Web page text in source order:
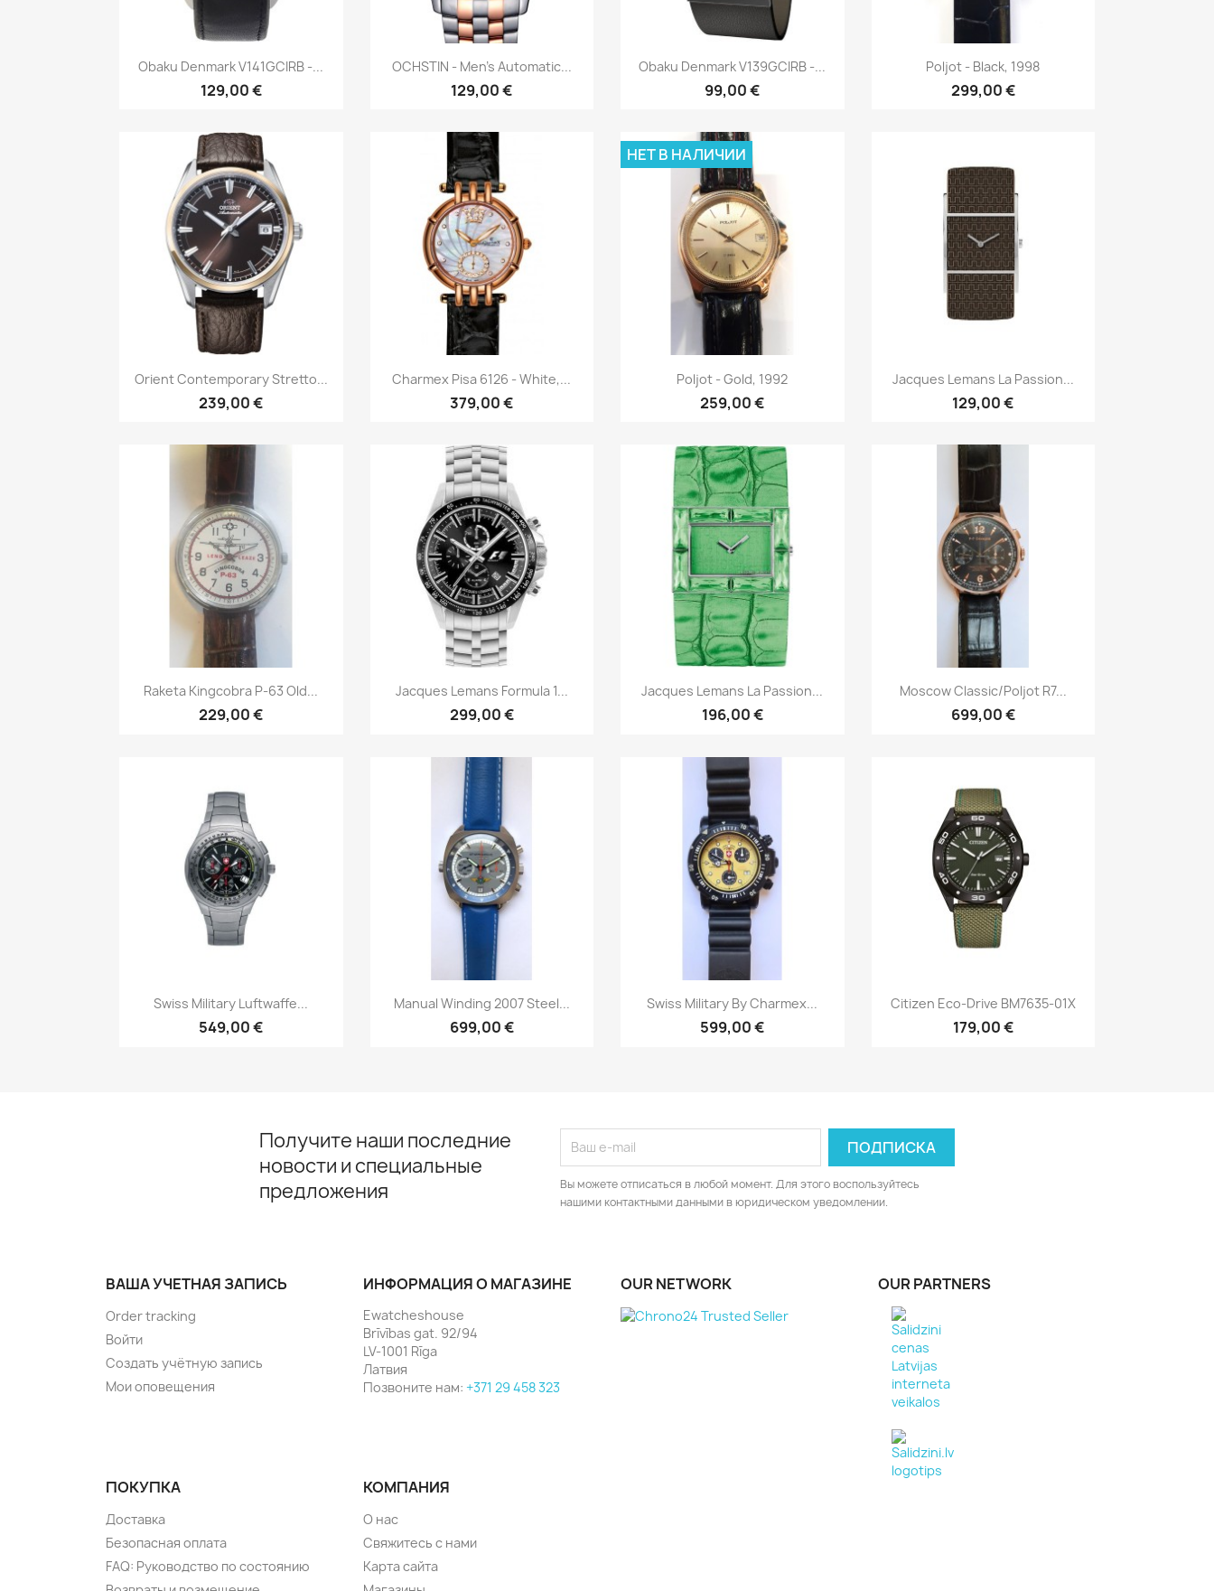
Быстрый просмотр
Obaku Denmark V141GCIRB -...
129,00 €
Быстрый просмотр
OCHSTIN - Men's Automatic...
129,00 €
Быстрый просмотр
Obaku Denmark V139GCIRB -...
99,00 €
Быстрый просмотр
Poljot - Black, 1998
299,00 €
Быстрый просмотр
Orient Contemporary Stretto...
239,00 €
Быстрый просмотр
Charmex Pisa 6126 - White,...
379,00 €
Быстрый просмотр
Poljot - Gold, 1992
259,00 €
НЕТ В НАЛИЧИИ
Быстрый просмотр
Jacques Lemans La Passion...
129,00 €
Быстрый просмотр
Raketa Kingcobra P-63 Old...
229,00 €
Быстрый просмотр
Jacques Lemans Formula 1...
299,00 €
Быстрый просмотр
Jacques Lemans La Passion...
196,00 €
Быстрый просмотр
Moscow Classic/Poljot R7...
699,00 €
Быстрый просмотр
Swiss Military Luftwaffe...
549,00 €
Быстрый просмотр
Manual Winding 2007 Steel...
699,00 €
Быстрый просмотр
Swiss Military By Charmex...
599,00 €
Быстрый просмотр
Citizen Eco-Drive BM7635-01X
179,00 €
Получите наши последние
новости и специальные
предложения
Вы можете отписаться в любой момент. Для этого воспользуйтесь
нашими контактными данными в юридическом уведомлении.
ВАША УЧЕТНАЯ ЗАПИСЬ
Order tracking
Войти
Создать учётную запись
Мои оповещения
ИНФОРМАЦИЯ О МАГАЗИНЕ
Ewatcheshouse
Brīvības gat. 92/94
LV-1001 Rīga
Латвия
Позвоните нам: +371 29 458 323
OUR NETWORK OUR PARTNERS
ПОКУПКА
Доставка
Безопасная оплата
FAQ: Руководство по состоянию
КОМПАНИЯ
О нас
Свяжитесь с нами
Карта сайта